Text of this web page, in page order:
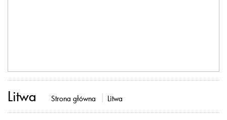
Litwa Strona główna Litwa